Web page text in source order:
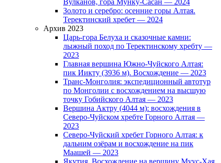
Золото и серебро: осенние горы Алтая.
Теректинский хребет — 2024
Архив 2023
Царь-гора Белуха и сказочные камни:
лыжный поход по Теректинскому хребту —
2023
Главная вершина Южно-Чуйского Алтая:
пик Иикту (3936 м). Восхождение — 2023
Транс-Монголия: экспедиционный автотур
по Монголии с восхождением на высшую
точку Гобийского Алтая — 2023
Вершина Актру (4044 м): восхождения в
Северо-Чуйском хребте Горного Алтая —
2023
Северо-Чуйский хребет Горного Алтая: к
дальним озёрам и восхождение на пик
Маашей — 2023
Якутия. Восхождение на вершину Муус-Хая